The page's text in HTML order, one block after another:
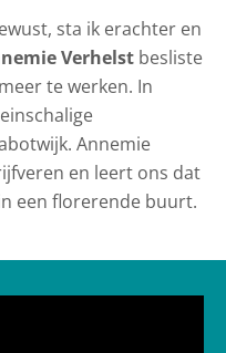
sta ik erachter en
Verhelst besliste
te werken. In
Annemie
en leert ons dat
een florerende buurt.